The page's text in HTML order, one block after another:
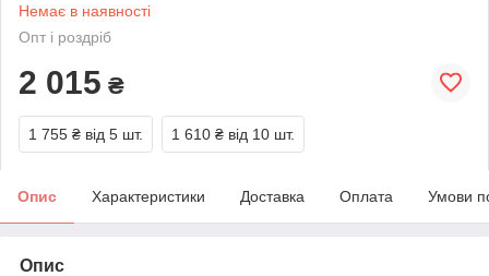
Немає в наявності
Опт і роздріб
2 015 ₴
1 755 ₴ від 5 шт. 1 610 ₴ від 10 шт.
Опис Характеристики Доставка Оплата Умови
Опис